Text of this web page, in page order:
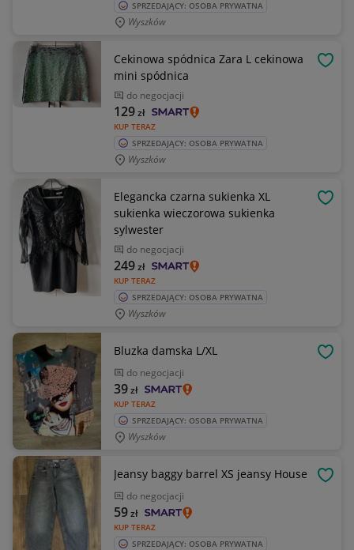
SPRZEDAJĄCY: OSOBA PRYWATNA
Wyszków
Cekinowa spódnica Zara L cekinowa
mini spódnica
do negocjacji
KUP TERAZ
129zł
SPRZEDAJĄCY: OSOBA PRYWATNA
Wyszków
Elegancka czarna sukienka XL
sukienka wieczorowa sukienka
sylwester
do negocjacji
KUP TERAZ
249zł
SPRZEDAJĄCY: OSOBA PRYWATNA
Wyszków
Bluzka damska L/XL
do negocjacji
KUP TERAZ
39zł
SPRZEDAJĄCY: OSOBA PRYWATNA
Wyszków
Jeansy baggy barrel XS jeansy House
do negocjacji
KUP TERAZ
59zł
SPRZEDAJĄCY: OSOBA PRYWATNA